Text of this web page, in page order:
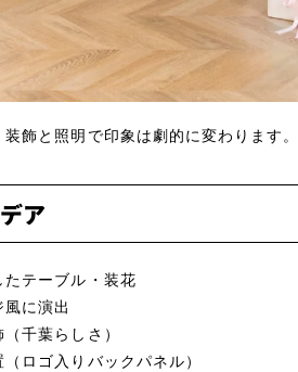
飾と照明で印象は劇的に変わります
ア
テーブル・装花
に演出
千葉らしさ）
ロゴ入りバックパネル）